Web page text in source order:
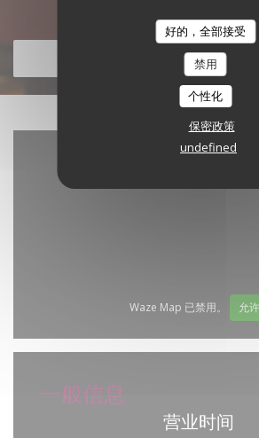
好的，全部接受
禁用
个性化
保密政策
undefined
发现我们的菜单
发现我们的菜单
Waze Map 已禁用。 允许
一般信息
营业时间